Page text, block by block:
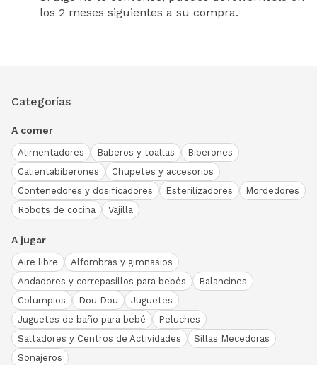
los 2 meses siguientes a su compra.
Categorías
A comer
Alimentadores Baberos y toallas
Biberones
Calientabiberones
Chupetes y accesorios
Contenedores y dosificadores
Esterilizadores
Mordedores
Robots de cocina
Vajilla
A jugar
Aire libre
Alfombras y gimnasios
Andadores y correpasillos para bebés
Balancines
Columpios
Dou Dou
Juguetes
Juguetes de baño para bebé
Peluches
Saltadores y Centros de Actividades
Sillas Mecedoras
Sonajeros